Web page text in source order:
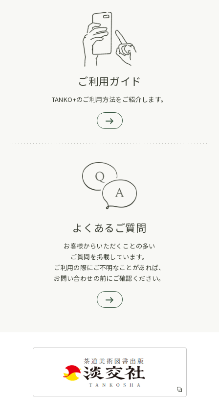
ご利用ガイド
TANKO+のご利用方法をご紹介します。
よくあるご質問
お客様からいただくことの多い
ご質問を掲載しています。
ご利用の際にご不明なことがあれば、
お問い合わせの前にご確認ください。